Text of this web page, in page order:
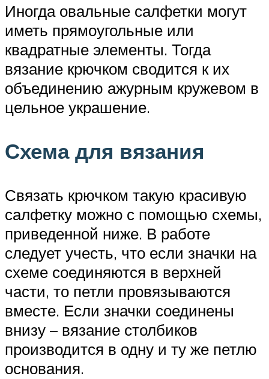
Иногда овальные салфетки могут
иметь прямоугольные или
квадратные элементы. Тогда
вязание крючком сводится к их
объединению ажурным кружевом в
цельное украшение.
Схема для вязания
Связать крючком такую красивую
салфетку можно с помощью схемы,
приведенной ниже. В работе
следует учесть, что если значки на
схеме соединяются в верхней
части, то петли провязываются
вместе. Если значки соединены
внизу – вязание столбиков
производится в одну и ту же петлю
основания.